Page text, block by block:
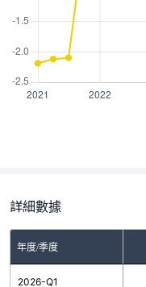
詳細數據
年度/季度
2026-Q1